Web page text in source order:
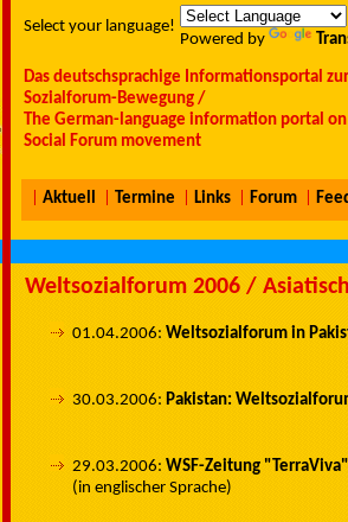
Select your language!
Powered by
Das deutschsprachige Informationsportal
Sozialforum-Bewegung /
The German-language information portal
Social Forum movement
Aktuell Termine Links Forum
Weltsozialforum 2006 /
01.04.2006: Weltsozialforum in
30.03.2006: Pakistan:
29.03.2006: WSF-Zeitung
(in englischer Sprache)